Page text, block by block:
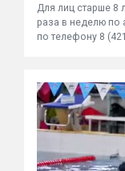
Для лиц старше 8
раза в неделю по
по телефону 8